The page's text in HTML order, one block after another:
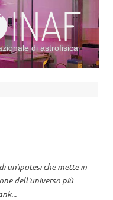
di astrofisica
un'ipotesi che mette in
dell'universo più